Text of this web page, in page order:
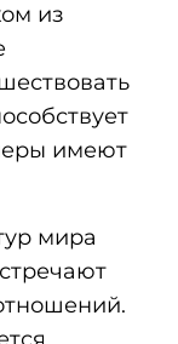
из
имеют
мира